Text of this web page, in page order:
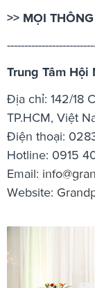
>> MỌI
Trung Tâm Hội
Địa chỉ: 142/18
TP.HCM, Việt
Điện thoại: 0283
Hotline: 0915
Email:
Website: